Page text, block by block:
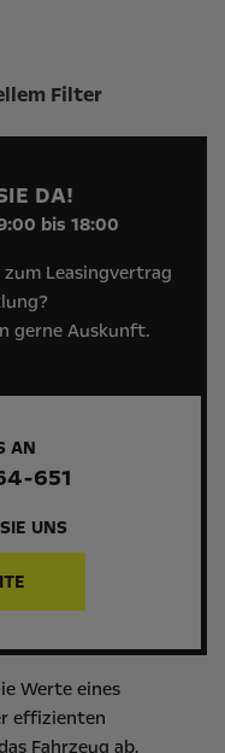
Filter
DA!
bis 18:00
zum Leasingvertrag
gerne Auskunft.
AN
651
UNS
Werte eines
effizienten
Fahrzeug ab,